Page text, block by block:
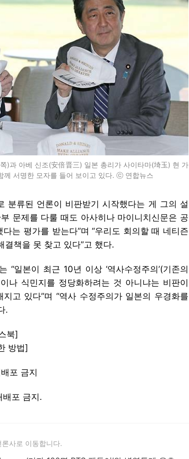
)과 아베 신조(安倍晋三) 일본 총리가 사이타마(埼玉) 현 가
께 서명한 모자를 들어 보이고 있다. ⓒ 연합뉴스
분류된 언론이 비판받기 시작했다는 게 그의 설
문제를 다룰 때도 아사히나 마이니치신문은 공
는 평가를 받는다”며 “우리도 회의할 때 네티즌
책을 못 찾고 있다”고 했다.
일본이 최근 10년 이상 ‘역사수정주의’(기존의
나 식민지를 정당화하려는 것 아니냐는 비판이
고 있다”며 “역사 수정주의가 일본의 우경화를
.
북]
방법]
포 금지
포 금지.
론사로 이동합니다.